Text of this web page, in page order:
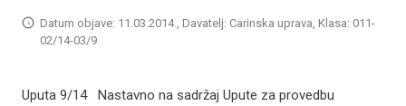
Datum objave: 11.03.2014., Davatelj: Carinska uprava, Klasa: 011-
02/14-03/9
Uputa 9/14 Nastavno na sadržaj Upute za provedbu